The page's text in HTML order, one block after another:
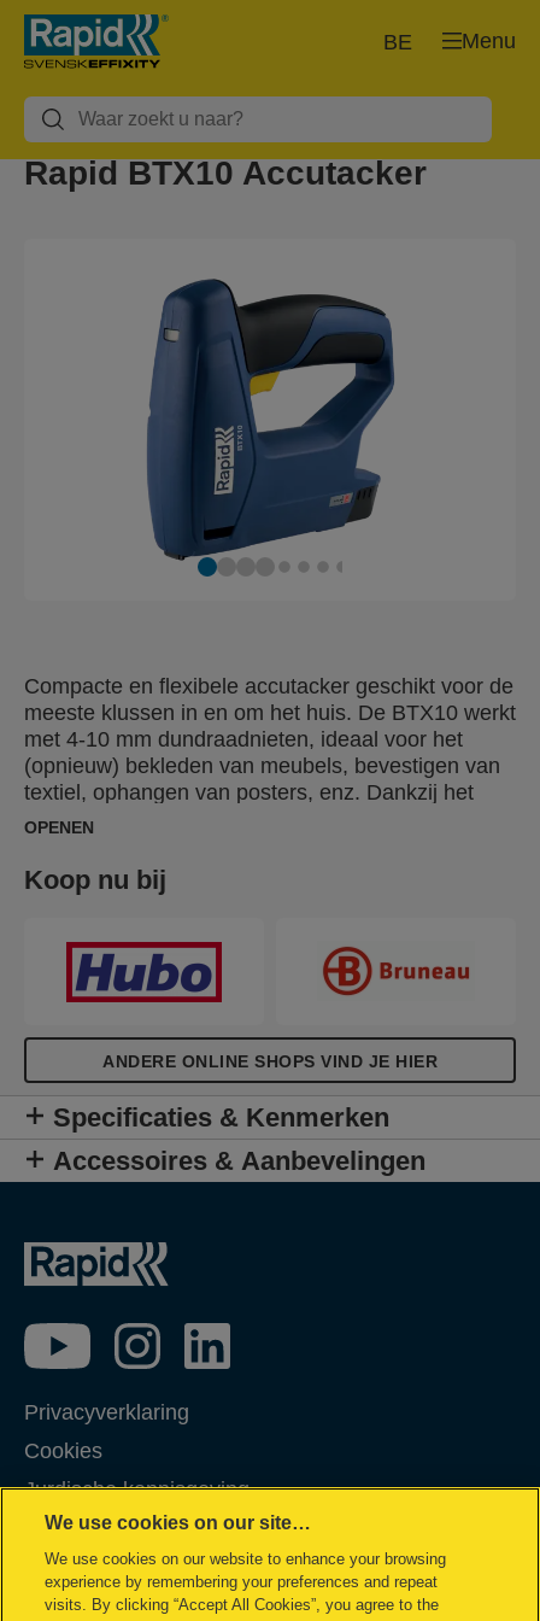
Menu
BE
Rapid BTX10 Accutacker
Compacte en flexibele accutacker geschikt voor de
meeste klussen in en om het huis. De BTX10 werkt
met 4-10 mm dundraadnieten, ideaal voor het
(opnieuw) bekleden van meubels, bevestigen van
textiel, ophangen van posters, enz. Dankzij het
revolutionaire Quick fire systeem™ worden de
trekker overhaalt. De handgreep is zo ontwerpen
zodat de tacker met je wijsvinger kunt afvuren en
vlakke, korte voorzijde maakt het gemakkelijk om
nieten dicht bij muren en in krappe hoeken te
bevestigen. De geïntegreerde lithium-ion accu
wordt opgeladen met een USB-kabel en maakt het
mogelijk tot 900 nieten per acculading te
verwerken.
OPENEN
Koop nu bij
ANDERE ONLINE SHOPS VIND JE HIER
Specificaties & Kenmerken
Accessoires & Aanbevelingen
Privacyverklaring
Cookies
Jurdische kennisgeving
Imprint
Klantenservice
Garantievoorwaarden
We use cookies on our site…
We use cookies on our website to enhance your browsing
experience by remembering your preferences and repeat
visits. By clicking “Accept All Cookies”, you agree to the